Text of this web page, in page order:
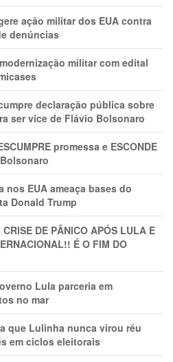
ação militar dos EUA contra
denúncias
militar com edital
declaração pública sobre
ser vice de Flávio Bolsonaro
promessa e ESCONDE
nos EUA ameaça bases do
Donald Trump
DE PÂNlCO APÓS LULA E
É O FIM DO
Lula parceria em
no mar
que Lulinha nunca virou réu
em ciclos eleitorais